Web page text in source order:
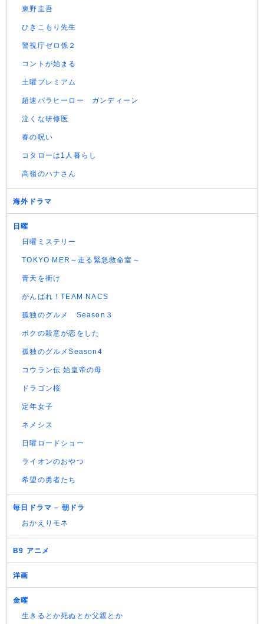
東野圭吾
ひきこもり先生
警視庁ゼロ係２
コントが始まる
土曜プレミアム
超速パラヒーロー ガンディーン
泣くな研修医
春の呪い
コタローは1人暮らし
高嶺のハナさん
海外ドラマ
日曜
日曜ミステリー
TOKYO MER～走る緊急救命室～
青天を衝け
がんばれ！TEAM NACS
孤独のグルメ Season３
ボクの殺意が恋をした
孤独のグルメSeason4
コウラン伝 始皇帝の母
ドラゴン桜
定年女子
ネメシス
日曜ロードショー
ライオンのおやつ
希望の勇者たち
毎日ドラマ – 朝ドラ
おかえりモネ
B9 アニメ
洋画
金曜
生きるとか死ぬとか父親とか